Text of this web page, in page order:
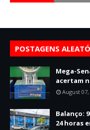
POSTAGENS
Mega-
acertam
August 07,
Balanço:
24 horas